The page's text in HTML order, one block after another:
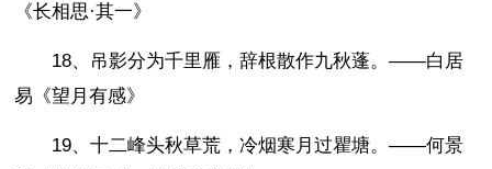
《长相思·其一》
18、吊影分为千里雁，辞根散作九秋蓬。——白居
易《望月有感》
19、十二峰头秋草荒，冷烟寒月过瞿塘。——何景